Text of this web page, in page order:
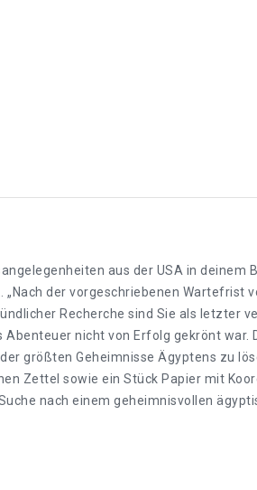
aus der USA in deinem
der vorgeschriebenen Wartefrist
Recherche sind Sie als letzter
nicht von Erfolg gekrönt war.
größten Geheimnisse Ägyptens zu
Zettel sowie ein Stück Papier mit
nach einem geheimnisvollen